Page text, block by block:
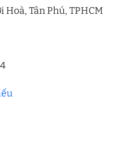
Hoà, Tân Phú, TPHCM